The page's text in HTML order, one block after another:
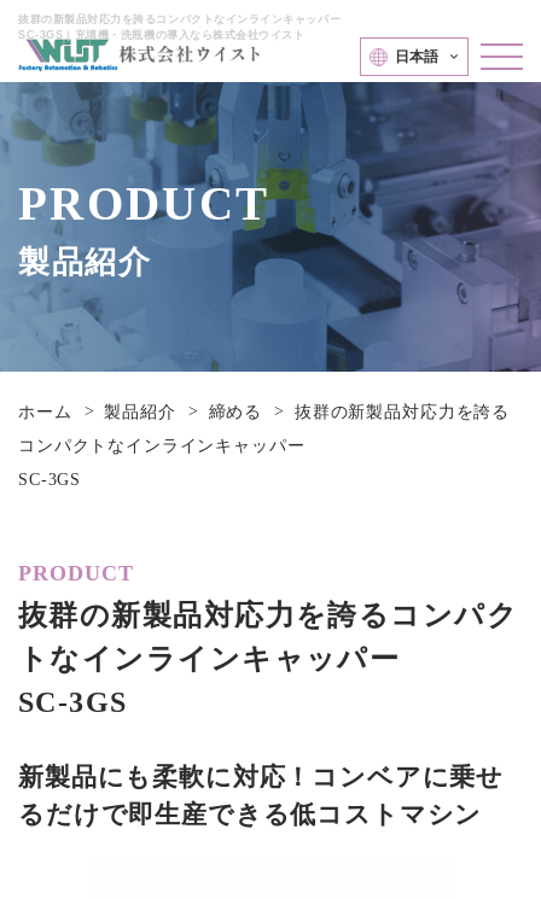
抜群の新製品対応力を誇るコンパクトなインラインキャッパー
SC-3GS｜充填機・洗瓶機の導入なら株式会社ウイスト
日本語
PRODUCT
製品紹介
ホーム 製品紹介 締める
抜群の新製品対応力を誇る
コンパクトなインラインキャッパー
SC-3GS
PRODUCT
抜群の新製品対応力を誇るコンパク
トなインラインキャッパー
SC-3GS
新製品にも柔軟に対応！コンベアに乗せ
るだけで即生産できる低コストマシン